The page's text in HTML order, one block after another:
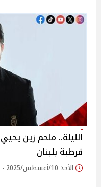
الليلة.. ملحم زين
قرطبة بلبنان‎
الأحد 10/أغسطس/2025 - 05:40 م